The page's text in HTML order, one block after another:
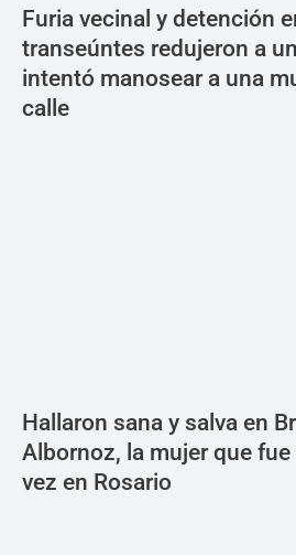
Furia vecinal y detención
transeúntes redujeron a
intentó manosear a una
calle
Hallaron sana y salva en
Albornoz, la mujer que
vez en Rosario